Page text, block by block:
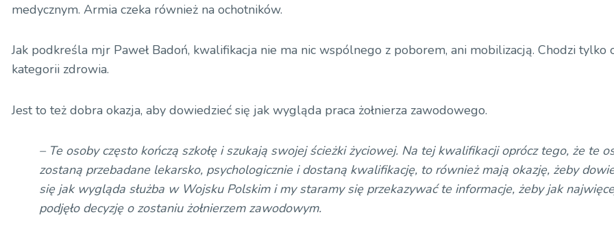
medycznym. Armia czeka również na ochotników.
Jak podkreśla mjr Paweł Badoń, kwalifikacja nie ma nic wspólnego z poborem, ani mobilizacją. Chodzi tylko
kategorii zdrowia.
Jest to też dobra okazja, aby dowiedzieć się jak wygląda praca żołnierza zawodowego.
– Te osoby często kończą szkołę i szukają swojej ścieżki życiowej. Na tej kwalifikacji oprócz tego, że te
zostaną przebadane lekarsko, psychologicznie i dostaną kwalifikację, to również mają okazję, żeby
się jak wygląda służba w Wojsku Polskim i my staramy się przekazywać te informacje, żeby jak
podjęło decyzję o zostaniu żołnierzem zawodowym.